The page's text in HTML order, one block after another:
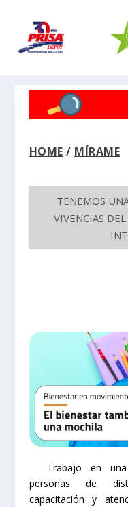
HOME / MÍRAME
TENEMOS
VIVENCIAS
Trabajo en una
personas de
capacitación y